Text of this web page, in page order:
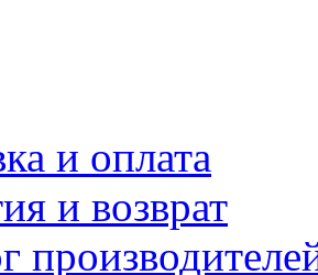
и оплата
и возврат